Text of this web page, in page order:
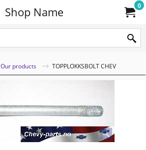
Shop Name 0
Our products TOPPLOKKSBOLT CHEV